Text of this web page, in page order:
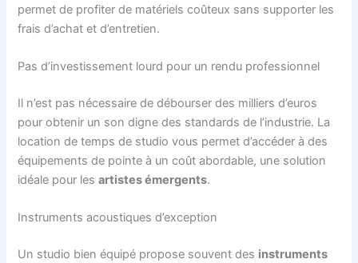
permet de profiter de matériels coûteux sans supporter les
frais d’achat et d’entretien.
Pas d’investissement lourd pour un rendu professionnel
Il n’est pas nécessaire de débourser des milliers d’euros
pour obtenir un son digne des standards de l’industrie. La
location de temps de studio vous permet d’accéder à des
équipements de pointe à un coût abordable, une solution
idéale pour lesartistes émergents.
Instruments acoustiques d’exception
Un studio bien équipé propose souvent des instruments